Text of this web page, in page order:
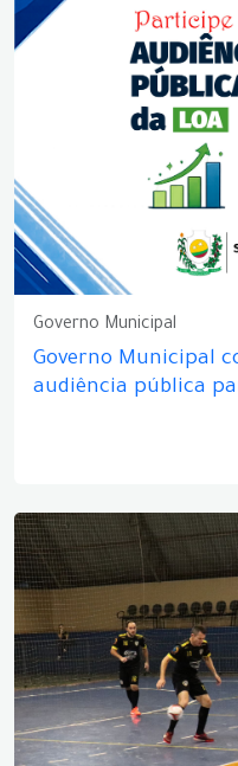
Governo Municipal
Governo Municipal
audiência pública